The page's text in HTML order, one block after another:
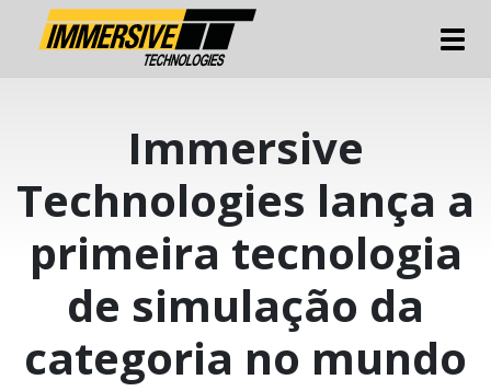
Immersive
Technologies lança a
primeira tecnologia
de simulação da
categoria no mundo